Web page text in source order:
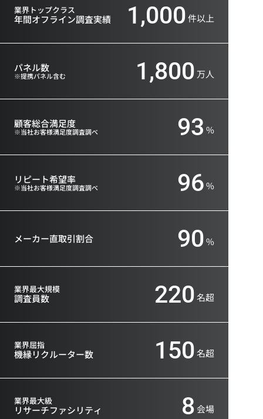
業界トップクラス
年間オフライン調査実績 1,000件以上
パネル数
※提携パネル含む 1,800 万人
顧客総合満足度
※当社お客様満足度調査調べ 93 %
リピート希望率
※当社お客様満足度調査調べ 96%
メーカー直取引割合 90%
業界最大規模
調査員数 220名超
業界屈指
機縁リクルーター数 150名超
業界最大級
リサーチファシリティ 8会場